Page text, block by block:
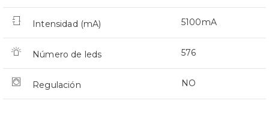
Intensidad (mA) 5100mA
Número de leds 576
Regulación NO